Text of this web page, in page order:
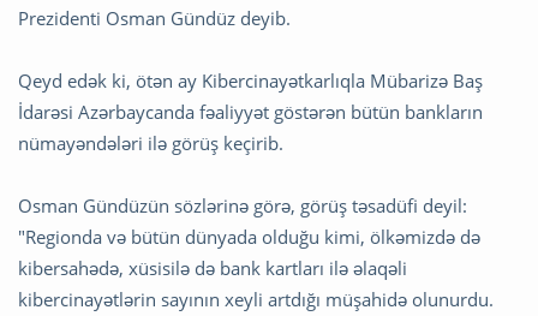
Prezidenti Osman Gündüz deyib.
Qeyd edək ki, ötən ay Kibercinayətkarlıqla Mübarizə Baş
İdarəsi Azərbaycanda fəaliyyət göstərən bütün bankların
nümayəndələri ilə görüş keçirib.
Osman Gündüzün sözlərinə görə, görüş təsadüfi deyil:
"Regionda və bütün dünyada olduğu kimi, ölkəmizdə də
kibersahədə, xüsisilə də bank kartları ilə əlaqəli
kibercinayətlərin sayının xeyli artdığı müşahidə olunurdu.